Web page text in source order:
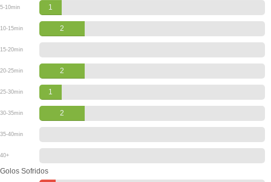
5-10min 1
10-15min 2
15-20min
20-25min 2
25-30min 1
30-35min 2
35-40min
40+
Golos Sofridos